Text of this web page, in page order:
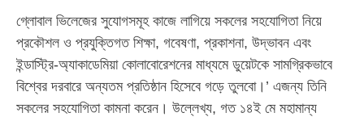
গ্লোবাল ভিলেজের সুযোগসমূহ কাজে লাগিয়ে সকলের সহযোগিতা নিয়ে
প্রকৌশল ও প্রযুক্তিগত শিক্ষা, গবেষণা, প্রকাশনা, উদ্ভাবন এবং
ইন্ডাস্ট্রি-অ্যাকাডেমিয়া কোলাবোরেশনের মাধ্যমে ডুয়েটকে সামগ্রিকভাবে
বিশ্বের দরবারে অন্যতম প্রতিষ্ঠান হিসেবে গড়ে তুলবো।’ এজন্য তিনি
সকলের সহযোগিতা কামনা করেন। উল্লেখ্য, গত ১৪ই মে মহামান্য